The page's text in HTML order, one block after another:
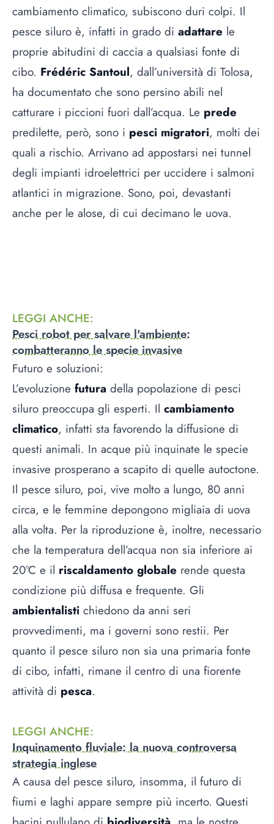
cambiamento climatico, subiscono duri colpi. Il
pesce siluro è, infatti in grado di adattare le
proprie abitudini di caccia a qualsiasi fonte di
cibo. Frédéric Santoul, dall’università di Tolosa,
ha documentato che sono persino abili nel
catturare i piccioni fuori dall’acqua. Le prede
predilette, però, sono i pesci migratori, molti dei
quali a rischio. Arrivano ad appostarsi nei tunnel
degli impianti idroelettrici per uccidere i salmoni
atlantici in migrazione. Sono, poi, devastanti
anche per le alose, di cui decimano le uova.
LEGGI ANCHE:
Pesci robot per salvare l'ambiente:
combatteranno le specie invasive
Futuro e soluzioni:
L’evoluzione futura della popolazione di pesci
siluro preoccupa gli esperti. Il cambiamento
climatico, infatti sta favorendo la diffusione di
questi animali. In acque più inquinate le specie
invasive prosperano a scapito di quelle autoctone.
Il pesce siluro, poi, vive molto a lungo, 80 anni
circa, e le femmine depongono migliaia di uova
alla volta. Per la riproduzione è, inoltre, necessario
che la temperatura dell’acqua non sia inferiore ai
20°C e il riscaldamento globale rende questa
condizione più diffusa e frequente. Gli
ambientalisti chiedono da anni seri
provvedimenti, ma i governi sono restii. Per
quanto il pesce siluro non sia una primaria fonte
di cibo, infatti, rimane il centro di una fiorente
attività di pesca.
LEGGI ANCHE:
Inquinamento fluviale: la nuova controversa
strategia inglese
A causa del pesce siluro, insomma, il futuro di
fiumi e laghi appare sempre più incerto. Questi